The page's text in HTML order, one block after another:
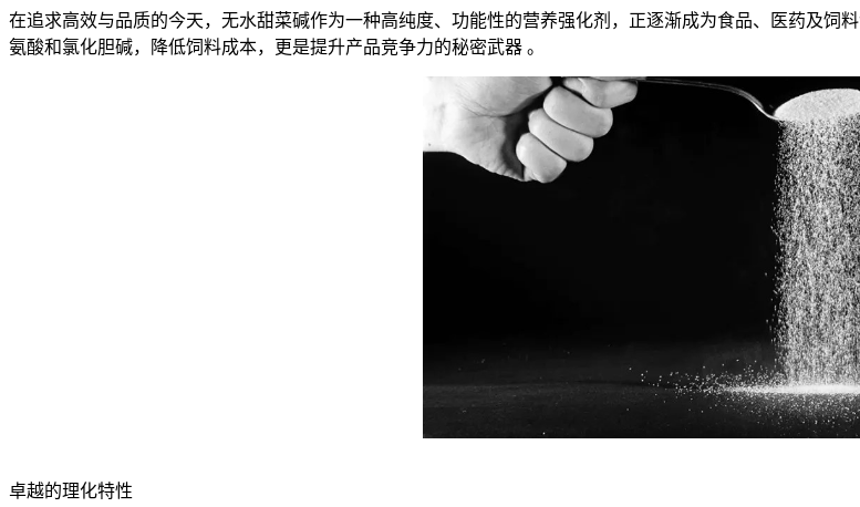
在追求高效与品质的今天，无水甜菜碱作为一种高纯度、功能性的营养强化剂，正逐渐成为食品、医药及饲
氨酸和氯化胆碱，降低饲料成本，更是提升产品竞争力的秘密武器 。
卓越的理化特性